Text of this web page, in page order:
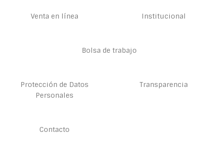
Venta en línea Institucional
Bolsa de trabajo
Protección de Datos
Personales
Transparencia
Contacto